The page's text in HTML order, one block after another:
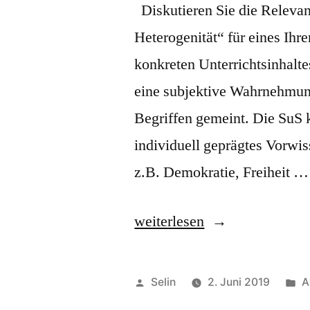
(k)ein
Tabu?
Umgang
mit
religiöser
Diversität
am
Judentum“
Diskutieren Sie die
Heterogenität“ für eines
konkreten
eine subjektive
Begriffen gemeint. Die SuS
individuell geprägtes
z.B. Demokratie, Freiheit …
„Vorstellungen
politisches
weiterlesen
Veröffentlicht
Selin 2. Juni 2019